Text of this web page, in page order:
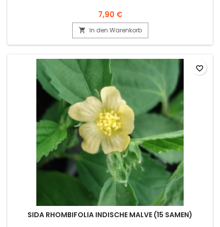
7,90 €
 In den Warenkorb
SIDA RHOMBIFOLIA INDISCHE MALVE (15 SAMEN)
favorite_border